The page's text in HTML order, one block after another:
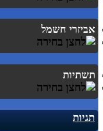
אביזרי חשמל
תשתיות
תגיות